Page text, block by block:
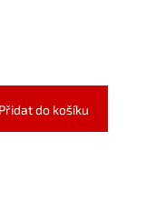
Přidat do košíku